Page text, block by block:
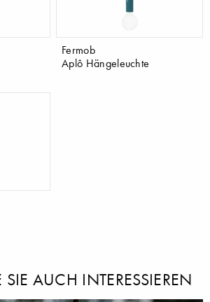
Fermob
Aplô Hängeleuchte
AUCH INTERESSIEREN